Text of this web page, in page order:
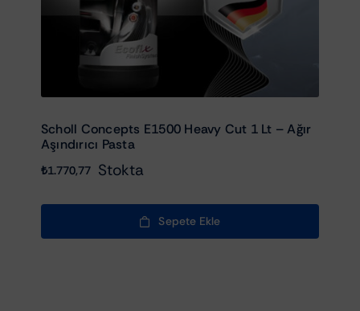
Scholl Concepts E1500 Heavy Cut 1 Lt – Ağır
Aşındırıcı Pasta
₺1.770,77 Stokta
Sepete Ekle